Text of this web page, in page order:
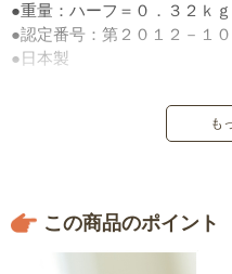
●重量：ハーフ＝０．３２ｋ
●認定番号：第２０１２－１
●日本製
も
この商品のポイント